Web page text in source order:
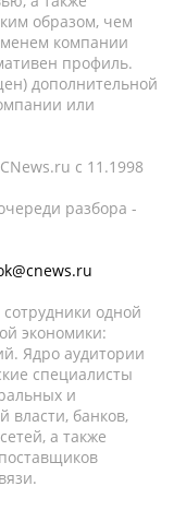
образом, чем
компании
профиль.
дополнительной
или
c 11.1998
разбора -
одной
экономики:
Ядро аудитории
специалисты
и
власти, банков,
а также